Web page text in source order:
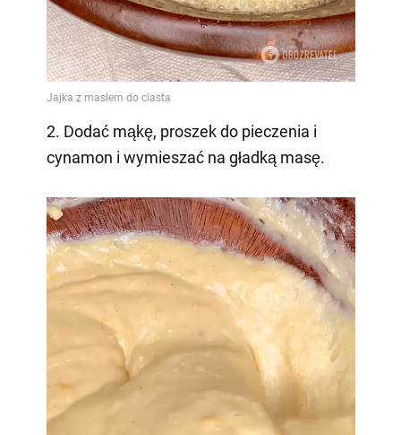
2. Dodać mąkę, proszek do pieczenia i
cynamon i wymieszać na gładką masę.